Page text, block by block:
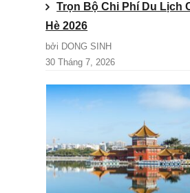
Trọn Bộ Chi Phí Du Lịch
Hè 2026
bởi DONG SINH
30 Tháng 7, 2026